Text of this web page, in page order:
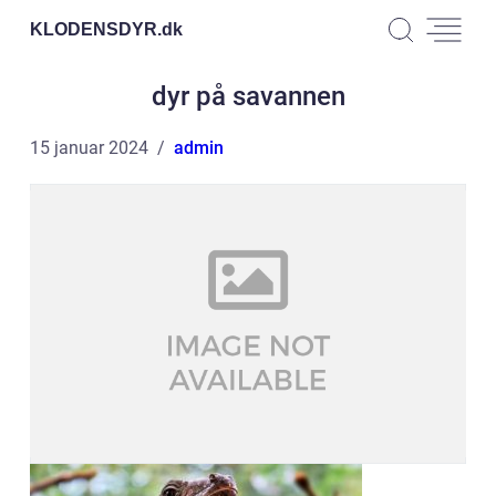
KLODENSDYR.dk
dyr på savannen
15 januar 2024 admin